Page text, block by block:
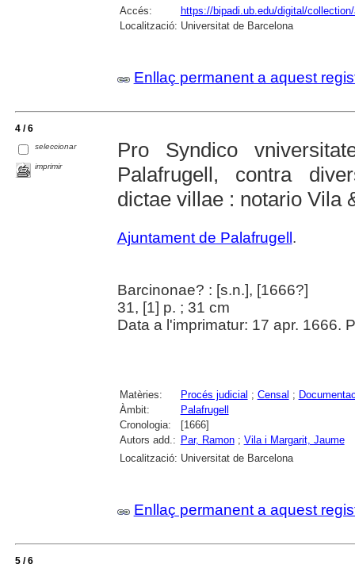
Accés:
https://bipadi.ub.edu/digital/
Localització: Universitat de Barcelona
Enllaç permanent a aquest
4 / 6
seleccionar
imprimir
Pro Syndico
Palafrugell, contra
dictae villae : notario Vila
Ajuntament de Palafrugell .
Barcinonae? : [s.n.], [1666?]
31, [1] p. ; 31 cm
Data a l'imprimatur: 17 apr. 1666.
Matèries: Procés judicial ; Censal ;
Àmbit:
Palafrugell
Cronologia:
[1666]
Autors add.: Par, Ramon; Vila i Margarit, Jaume
Localització: Universitat de Barcelona
Enllaç permanent a aquest
5 / 6